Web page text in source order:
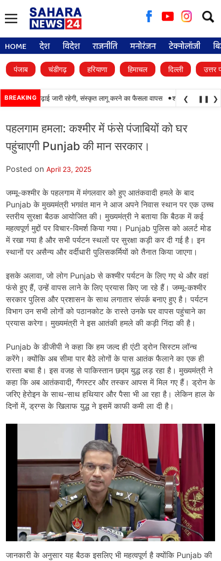
for:
HOME देश विदेश राजनीति मनोरंजन टेक्नोलॉजी
पंजाब चंडीगढ़ हरियाणा हिमाचल दिल्ली उत्तर
BREAKING
पंजाबी की पढ़ाई जारी रहेगी, संस्कृत लागू करने का फैसला वापस • श्री गुरु हरिकृष्ण
❮ ❚❚ ❯
पहलगाम हमला: कश्मीर में फंसे पंजाबियों को घर
पहुंचाएगी Punjab की मान सरकार।
Posted on April 23, 2025
जम्मू-कश्मीर के पहलगाम में मंगलवार को हुए आतंकवादी हमले के बाद
Punjab के मुख्यमंत्री भगवंत मान ने आज अपने निवास स्थान पर एक उच्च
स्तरीय सुरक्षा बैठक आयोजित की। मुख्यमंत्री ने बताया कि बैठक में कई
महत्वपूर्ण मुद्दों पर विचार-विमर्श किया गया। Punjab पुलिस को अलर्ट मोड
में रखा गया है और सभी पर्यटन स्थलों पर सुरक्षा कड़ी कर दी गई है। इन
स्थानों पर असैन्य और वर्दीधारी पुलिसकर्मियों को तैनात किया जाएगा।
इसके अलावा, जो लोग Punjab से कश्मीर पर्यटन के लिए गए थे और वहां
फंसे हुए हैं, उन्हें वापस लाने के लिए प्रयास किए जा रहे हैं। जम्मू-कश्मीर
सरकार पुलिस और प्रशासन के साथ लगातार संपर्क बनाए हुए है। पर्यटन
विभाग उन सभी लोगों को पठानकोट के रास्ते उनके घर वापस पहुंचाने का
प्रयास करेगा। मुख्यमंत्री ने इस आतंकी हमले की कड़ी निंदा की है।
Punjab के डीजीपी ने कहा कि हम जल्द ही एंटी ड्रोन सिस्टम लॉन्च
करेंगे। क्योंकि अब सीमा पार बैठे लोगों के पास आतंक फैलाने का एक ही
रास्ता बचा है। इस वजह से पाकिस्तान छद्म युद्ध लड़ रहा है। मुख्यमंत्री ने
कहा कि अब आतंकवादी, गैंगस्टर और तस्कर आपस में मिल गए हैं। ड्रोन के
जरिए हेरोइन के साथ-साथ हथियार और पैसा भी आ रहा है। लेकिन हाल के
दिनों में, ड्रग्स के खिलाफ युद्ध ने इसमें काफी कमी ला दी है।
जानकारी के अनुसार यह बैठक इसलिए भी महत्वपूर्ण है क्योंकि Punjab की